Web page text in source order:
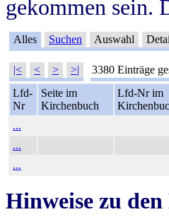
gekommen sein.
Alles Suchen Auswahl
|< < > >| 3380 Einträge
Lfd-
Nr
Seite im
Kirchenbuch
Lfd-Nr im
...
...
...
Hinweise zu